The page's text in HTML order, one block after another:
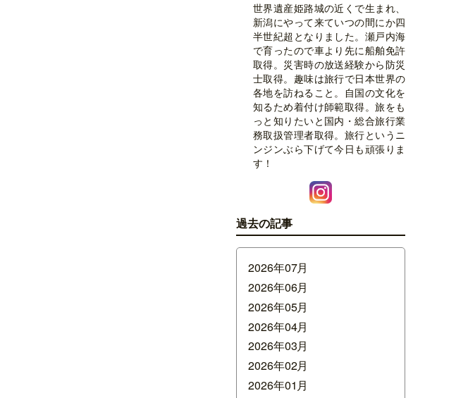
世界遺産姫路城の近くで生まれ、
新潟にやって来ていつの間にか四
半世紀超となりました。瀬戸内海
で育ったので車より先に船舶免許
取得。災害時の放送経験から防災
士取得。趣味は旅行で日本世界の
各地を訪ねること。自国の文化を
知るため着付け師範取得。旅をも
っと知りたいと国内・総合旅行業
務取扱管理者取得。旅行というニ
ンジンぶら下げて今日も頑張りま
す！
過去の記事
2026年07月
2026年06月
2026年05月
2026年04月
2026年03月
2026年02月
2026年01月